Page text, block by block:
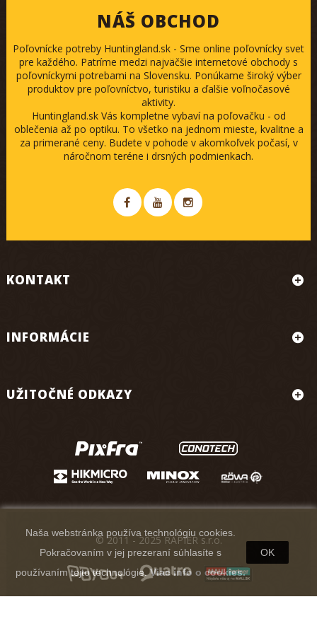
NÁŠ OBCHOD
Poľovnícke potreby Huntingland.sk - Sme online poľovnícky svet
pre každého. Patríme medzi najväčšie internetové obchody s
poľovníckymi potrebami na Slovensku. Ponúkame široký výber
produktov pre poľovníctvo, turistiku a ďalšie voľnočasové
aktivity.
Huntingland.sk Vás kompletne vybaví na poľovačku - od
oblečenia až po optiku. To všetko na jednom mieste, kvalitne a
za primerané ceny. Budete v pohode v akomkoľvek počasí, v
náročnom teréne i drsných podmienkach.
KONTAKT
INFORMÁCIE
UŽITOČNÉ ODKAZY
Naša webstránka používa technológiu cookies.
Pokračovaním v jej prezeraní súhlasíte s
používaním tejto technológie.Viac info o cookies.
OK
© 2011 - 2025 RAPIER s.r.o.